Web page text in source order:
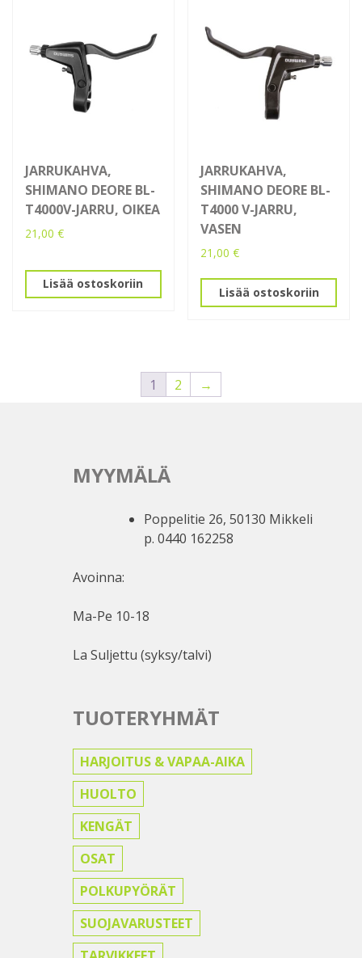
JARRUKAHVA,
SHIMANO DEORE BL-
T4000V-JARRU, OIKEA
21,00 €
Lisää ostoskoriin
JARRUKAHVA,
SHIMANO DEORE BL-
T4000 V-JARRU,
VASEN
21,00€
Lisää ostoskoriin
1 2 →
MYYMÄLÄ
Poppelitie 26, 50130 Mikkeli
p. 0440 162258
Avoinna:
Ma-Pe 10-18
La Suljettu (syksy/talvi)
TUOTERYHMÄT
HARJOITUS & VAPAA-AIKA
HUOLTO
KENGÄT
OSAT
POLKUPYÖRÄT
SUOJAVARUSTEET